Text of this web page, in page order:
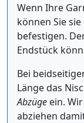
Wenn Ihre
können Sie
befestigen.
Endstück
Bei
Länge das
Abzüge ein.
abziehen